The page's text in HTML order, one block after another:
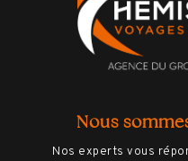
Nous
Nos experts vous